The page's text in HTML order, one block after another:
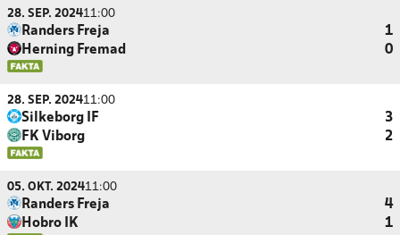
28. SEP. 202411:00
Randers Freja
1
Herning Fremad
0
28. SEP. 202411:00
Silkeborg IF
3
FK Viborg
2
05. OKT. 202411:00
Randers Freja
4
Hobro IK
1